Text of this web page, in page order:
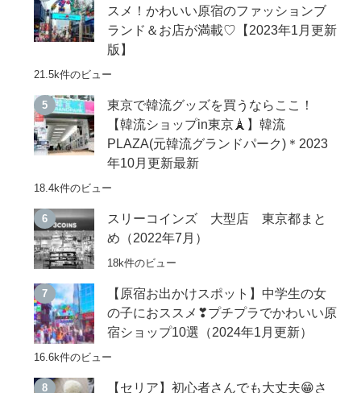
スメ！かわいい原宿のファッションブ
ランド＆お店が満載♡【2023年1月更新
版】
21.5k件のビュー
東京で韓流グッズを買うならここ！
【韓流ショップin東京🗼】韓流
PLAZA(元韓流グランドパーク)＊2023
年10月更新最新
18.4k件のビュー
スリーコインズ 大型店 東京都まと
め（2022年7月）
18k件のビュー
【原宿お出かけスポット】中学生の女
の子におススメ❣プチプラでかわいい原
宿ショップ10選（2024年1月更新）
16.6k件のビュー
【セリア】初心者さんでも大丈夫😁さ